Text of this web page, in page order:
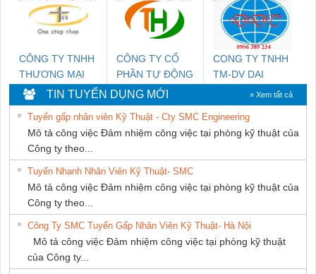
NAM
SUPPLY
CÔNG TY TNHH
THƯƠNG MẠI
THIÊN ÂN VIỆT
NAM
CÔNG TY CỔ
PHẦN TỰ ĐỘNG
TIẾN HƯNG
CONG TY TNHH
TM-DV DAI
DONG THANH
TIN TUYỂN DỤNG MỚI » Xem tất cả
Tuyển gấp nhân viên Kỹ Thuật - Cty SMC Engineering
Mô tả công việc Đảm nhiệm công việc tại phòng kỹ thuật của
Công ty theo...
Tuyển Nhanh Nhân Viên Kỹ Thuật- SMC
Mô tả công việc Đảm nhiệm công việc tại phòng kỹ thuật của
Công ty theo...
Công Ty SMC Tuyển Gấp Nhân Viên Kỹ Thuật- Hà Nội
Mô tả công việc Đảm nhiệm công việc tại phòng kỹ thuật
của Công ty...